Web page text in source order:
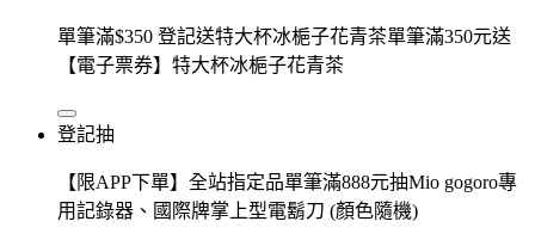
單筆滿$350 登記送特大杯冰梔子花青茶單筆滿350元送
【電子票券】特大杯冰梔子花青茶
登記抽
【限APP下單】全站指定品單筆滿888元抽Mio gogoro專
用記錄器、國際牌掌上型電鬍刀 (顏色隨機)